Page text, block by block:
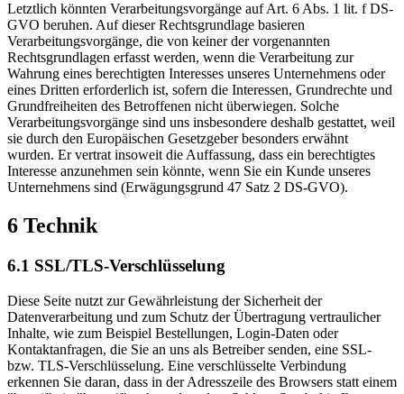
Letztlich könnten Verarbeitungsvorgänge auf Art. 6 Abs. 1 lit. f DS-
GVO beruhen. Auf dieser Rechtsgrundlage basieren
Verarbeitungsvorgänge, die von keiner der vorgenannten
Rechtsgrundlagen erfasst werden, wenn die Verarbeitung zur
Wahrung eines berechtigten Interesses unseres Unternehmens oder
eines Dritten erforderlich ist, sofern die Interessen, Grundrechte und
Grundfreiheiten des Betroffenen nicht überwiegen. Solche
Verarbeitungsvorgänge sind uns insbesondere deshalb gestattet, weil
sie durch den Europäischen Gesetzgeber besonders erwähnt
wurden. Er vertrat insoweit die Auffassung, dass ein berechtigtes
Interesse anzunehmen sein könnte, wenn Sie ein Kunde unseres
Unternehmens sind (Erwägungsgrund 47 Satz 2 DS-GVO).
6 Technik
6.1 SSL/TLS-Verschlüsselung
Diese Seite nutzt zur Gewährleistung der Sicherheit der
Datenverarbeitung und zum Schutz der Übertragung vertraulicher
Inhalte, wie zum Beispiel Bestellungen, Login-Daten oder
Kontaktanfragen, die Sie an uns als Betreiber senden, eine SSL-
bzw. TLS-Verschlüsselung. Eine verschlüsselte Verbindung
erkennen Sie daran, dass in der Adresszeile des Browsers statt einem